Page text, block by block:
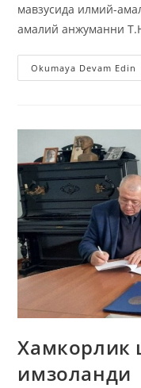
мавзусида илмий-
амалий анжуманни
Okumaya Devam Edin
Хамкорлик
имзоланди